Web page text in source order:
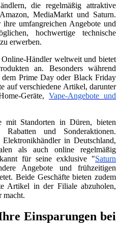
die regelmäßig attraktive
MediaMarkt und Saturn.
umfangreichen Angebote und
hochwertige technische
erwerben.
Händler weltweit und bietet
an. Besonders während
Prime Day oder Black Friday
auf verschiedene Artikel, darunter
Geräte, Vape-Angebote und
mit Standorten in Düren, bieten
und Sonderaktionen.
in Deutschland,
als auch online regelmäßig
für seine exklusive "Saturn
Angebote und frühzeitigen
Beide Geschäfte bieten zudem
Artikel in der Filiale abzuholen,
macht.
Einsparungen bei